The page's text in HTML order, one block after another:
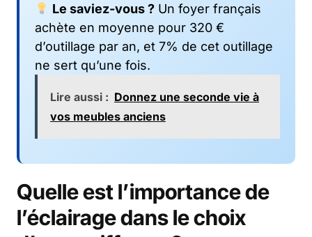
Le saviez-vous ?Un foyer français
achète en moyenne pour 320 €
d’outillage par an, et 7% de cet outillage
ne sert qu’une fois.
Lire aussi : Donnez une seconde vie à
vos meubles anciens
Quelle est l’importance de
l’éclairage dans le choix